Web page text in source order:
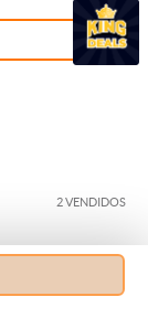
2 VENDIDOS